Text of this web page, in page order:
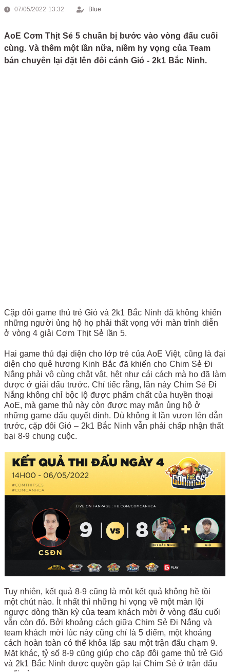
07/05/2022 13:32 Blue
AoE Cơm Thịt Sẻ 5 chuần bị bước vào vòng đấu cuối
cùng. Và thêm một lần nữa, niềm hy vọng của Team
bán chuyên lại đặt lên đôi cánh Gió - 2k1 Bắc Ninh.
Cặp đôi game thủ trẻ Gió và 2k1 Bắc Ninh đã không khiến
những người ủng hộ họ phải thất vọng với màn trình diễn
ở vòng 4 giải Cơm Thịt Sẻ lần 5.
Hai game thủ đại diện cho lớp trẻ của AoE Việt, cũng là đại
diện cho quê hương Kinh Bắc đã khiến cho Chim Sẻ Đi
Nắng phải vô cùng chật vật, hệt như cái cách mà họ đã làm
được ở giải đấu trước. Chỉ tiếc rằng, lần này Chim Sẻ Đi
Nắng không chỉ bộc lộ được phẩm chất của huyền thoại
AoE, mà game thủ này còn được may mắn ủng hộ ở
những game đấu quyết định. Dù không ít lần vươn lên dẫn
trước, cặp đôi Gió – 2k1 Bắc Ninh vẫn phải chấp nhận thất
bại 8-9 chung cuộc.
Tuy nhiên, kết quả 8-9 cũng là một kết quả không hề tồi
một chút nào. Ít nhất thì những hi vọng về một màn lội
ngược dòng thần kỳ của team khách mời ở vòng đấu cuối
vẫn còn đó. Bởi khoảng cách giữa Chim Sẻ Đi Nắng và
team khách mời lúc này cũng chỉ là 5 điểm, một khoảng
cách hoàn toàn có thể khỏa lấp sau một trận đấu chạm 9.
Mặt khác, tỷ số 8-9 cũng giúp cho cặp đôi game thủ trẻ Gió
và 2k1 Bắc Ninh được quyền gặp lại Chim Sẻ ở trận đấu